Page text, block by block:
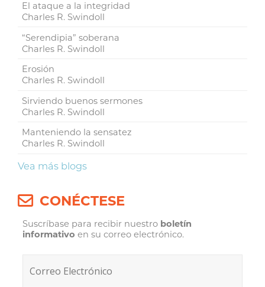
El ataque a la integridad
Charles R. Swindoll
“Serendipia” soberana
Charles R. Swindoll
Erosión
Charles R. Swindoll
Sirviendo buenos sermones
Charles R. Swindoll
Manteniendo la sensatez
Charles R. Swindoll
Vea más blogs
CONÉCTESE
Suscríbase para recibir nuestro boletín
informativo en su correo electrónico.